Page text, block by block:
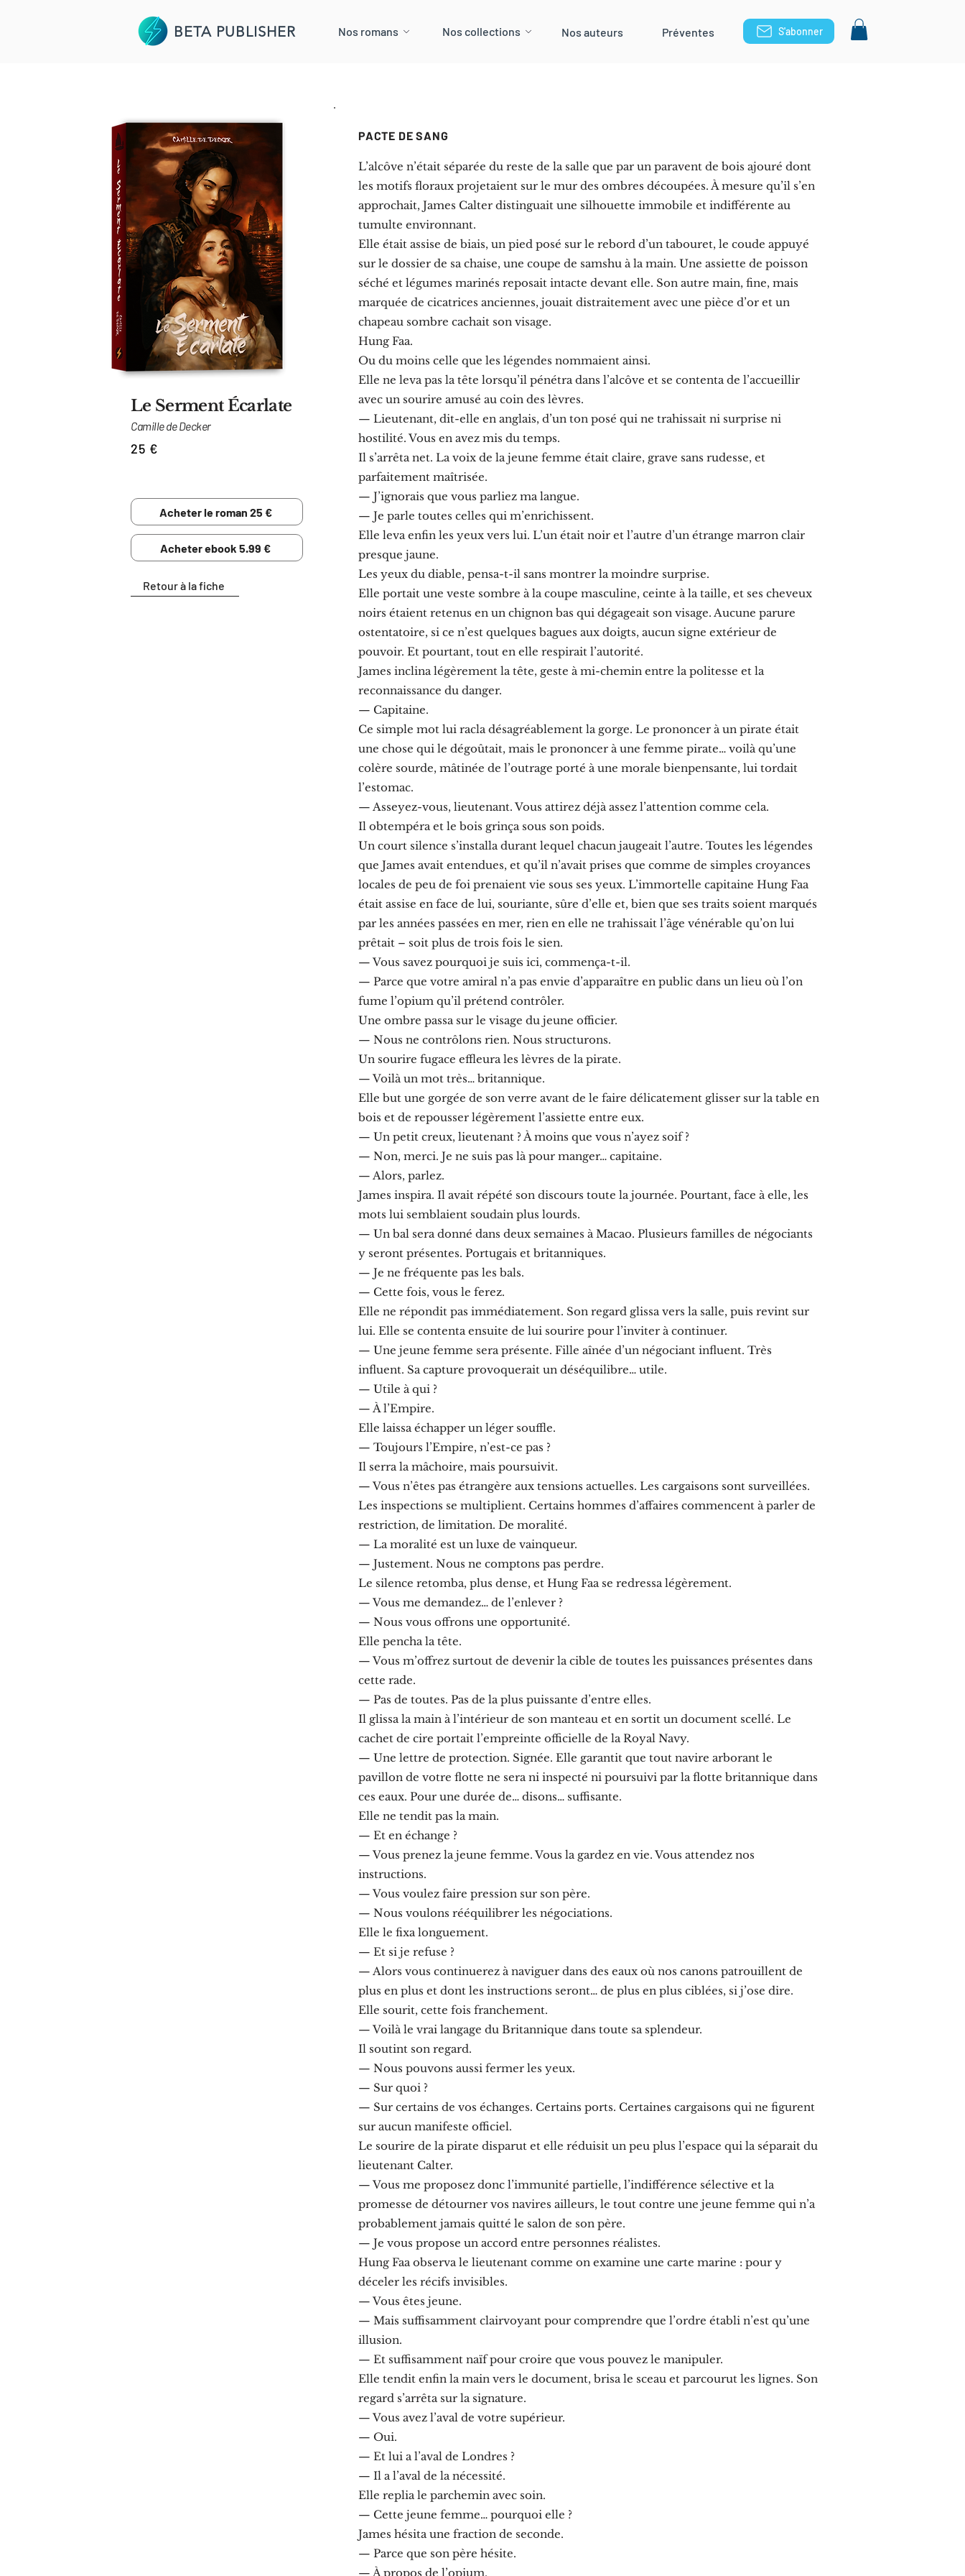
BETA PUBLISHER Nos romans Nos collections Nos auteurs Préventes S'abonner
Le Serment Écarlate
Camille de Decker
25 €
Acheter le roman 25 €
Acheter ebook 5.99 €
Retour à la fiche
PACTE DE SANG
L’alcôve n’était séparée du reste de la salle que par un paravent de bois ajouré dont
les motifs floraux projetaient sur le mur des ombres découpées. À mesure qu’il s’en
approchait, James Calter distinguait une silhouette immobile et indifférente au
tumulte environnant.
Elle était assise de biais, un pied posé sur le rebord d’un tabouret, le coude appuyé
sur le dossier de sa chaise, une coupe de samshu à la main. Une assiette de poisson
séché et légumes marinés reposait intacte devant elle. Son autre main, fine, mais
marquée de cicatrices anciennes, jouait distraitement avec une pièce d’or et un
chapeau sombre cachait son visage.
Hung Faa.
Ou du moins celle que les légendes nommaient ainsi.
Elle ne leva pas la tête lorsqu’il pénétra dans l’alcôve et se contenta de l’accueillir
avec un sourire amusé au coin des lèvres.
— Lieutenant, dit-elle en anglais, d’un ton posé qui ne trahissait ni surprise ni
hostilité. Vous en avez mis du temps.
Il s’arrêta net. La voix de la jeune femme était claire, grave sans rudesse, et
parfaitement maîtrisée.
— J’ignorais que vous parliez ma langue.
— Je parle toutes celles qui m’enrichissent.
Elle leva enfin les yeux vers lui. L’un était noir et l’autre d’un étrange marron clair
presque jaune.
Les yeux du diable, pensa-t-il sans montrer la moindre surprise.
Elle portait une veste sombre à la coupe masculine, ceinte à la taille, et ses cheveux
noirs étaient retenus en un chignon bas qui dégageait son visage. Aucune parure
ostentatoire, si ce n’est quelques bagues aux doigts, aucun signe extérieur de
pouvoir. Et pourtant, tout en elle respirait l’autorité.
James inclina légèrement la tête, geste à mi-chemin entre la politesse et la
reconnaissance du danger.
— Capitaine.
Ce simple mot lui racla désagréablement la gorge. Le prononcer à un pirate était
une chose qui le dégoûtait, mais le prononcer à une femme pirate… voilà qu’une
colère sourde, mâtinée de l’outrage porté à une morale bienpensante, lui tordait
l’estomac.
— Asseyez-vous, lieutenant. Vous attirez déjà assez l’attention comme cela.
Il obtempéra et le bois grinça sous son poids.
Un court silence s’installa durant lequel chacun jaugeait l’autre. Toutes les légendes
que James avait entendues, et qu’il n’avait prises que comme de simples croyances
locales de peu de foi prenaient vie sous ses yeux. L’immortelle capitaine Hung Faa
était assise en face de lui, souriante, sûre d’elle et, bien que ses traits soient marqués
par les années passées en mer, rien en elle ne trahissait l’âge vénérable qu’on lui
prêtait – soit plus de trois fois le sien.
— Vous savez pourquoi je suis ici, commença-t-il.
— Parce que votre amiral n’a pas envie d’apparaître en public dans un lieu où l’on
fume l’opium qu’il prétend contrôler.
Une ombre passa sur le visage du jeune officier.
— Nous ne contrôlons rien. Nous structurons.
Un sourire fugace effleura les lèvres de la pirate.
— Voilà un mot très… britannique.
Elle but une gorgée de son verre avant de le faire délicatement glisser sur la table en
bois et de repousser légèrement l’assiette entre eux.
— Un petit creux, lieutenant ? À moins que vous n’ayez soif ?
— Non, merci. Je ne suis pas là pour manger… capitaine.
— Alors, parlez.
James inspira. Il avait répété son discours toute la journée. Pourtant, face à elle, les
mots lui semblaient soudain plus lourds.
— Un bal sera donné dans deux semaines à Macao. Plusieurs familles de négociants
y seront présentes. Portugais et britanniques.
— Je ne fréquente pas les bals.
— Cette fois, vous le ferez.
Elle ne répondit pas immédiatement. Son regard glissa vers la salle, puis revint sur
lui. Elle se contenta ensuite de lui sourire pour l’inviter à continuer.
— Une jeune femme sera présente. Fille aînée d’un négociant influent. Très
influent. Sa capture provoquerait un déséquilibre… utile.
— Utile à qui ?
— À l’Empire.
Elle laissa échapper un léger souffle.
— Toujours l’Empire, n’est-ce pas ?
Il serra la mâchoire, mais poursuivit.
— Vous n’êtes pas étrangère aux tensions actuelles. Les cargaisons sont surveillées.
Les inspections se multiplient. Certains hommes d’affaires commencent à parler de
restriction, de limitation. De moralité.
— La moralité est un luxe de vainqueur.
— Justement. Nous ne comptons pas perdre.
Le silence retomba, plus dense, et Hung Faa se redressa légèrement.
— Vous me demandez… de l’enlever ?
— Nous vous offrons une opportunité.
Elle pencha la tête.
— Vous m’offrez surtout de devenir la cible de toutes les puissances présentes dans
cette rade.
— Pas de toutes. Pas de la plus puissante d’entre elles.
Il glissa la main à l’intérieur de son manteau et en sortit un document scellé. Le
cachet de cire portait l’empreinte officielle de la Royal Navy.
— Une lettre de protection. Signée. Elle garantit que tout navire arborant le
pavillon de votre flotte ne sera ni inspecté ni poursuivi par la flotte britannique dans
ces eaux. Pour une durée de… disons… suffisante.
Elle ne tendit pas la main.
— Et en échange ?
— Vous prenez la jeune femme. Vous la gardez en vie. Vous attendez nos
instructions.
— Vous voulez faire pression sur son père.
— Nous voulons rééquilibrer les négociations.
Elle le fixa longuement.
— Et si je refuse ?
— Alors vous continuerez à naviguer dans des eaux où nos canons patrouillent de
plus en plus et dont les instructions seront… de plus en plus ciblées, si j’ose dire.
Elle sourit, cette fois franchement.
— Voilà le vrai langage du Britannique dans toute sa splendeur.
Il soutint son regard.
— Nous pouvons aussi fermer les yeux.
— Sur quoi ?
— Sur certains de vos échanges. Certains ports. Certaines cargaisons qui ne figurent
sur aucun manifeste officiel.
Le sourire de la pirate disparut et elle réduisit un peu plus l’espace qui la séparait du
lieutenant Calter.
— Vous me proposez donc l’immunité partielle, l’indifférence sélective et la
promesse de détourner vos navires ailleurs, le tout contre une jeune femme qui n’a
probablement jamais quitté le salon de son père.
— Je vous propose un accord entre personnes réalistes.
Hung Faa observa le lieutenant comme on examine une carte marine : pour y
déceler les récifs invisibles.
— Vous êtes jeune.
— Mais suffisamment clairvoyant pour comprendre que l’ordre établi n’est qu’une
illusion.
— Et suffisamment naïf pour croire que vous pouvez le manipuler.
Elle tendit enfin la main vers le document, brisa le sceau et parcourut les lignes. Son
regard s’arrêta sur la signature.
— Vous avez l’aval de votre supérieur.
— Oui.
— Et lui a l’aval de Londres ?
— Il a l’aval de la nécessité.
Elle replia le parchemin avec soin.
— Cette jeune femme… pourquoi elle ?
James hésita une fraction de seconde.
— Parce que son père hésite.
— À propos de l’opium.